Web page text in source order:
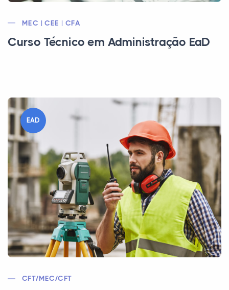
MEC | CEE | CFA
Curso Técnico em Administração EaD
EAD
CFT/MEC/CFT